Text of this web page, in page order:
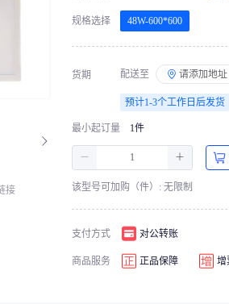
接
规格选择 48W-600*600
货期 配送至 请添加地址
预计1-3个工作日后发货
最小起订量 1件
－ ＋
该型号可加购（件）: 无限制
支付方式 对公转账
商品服务 正品保障 增